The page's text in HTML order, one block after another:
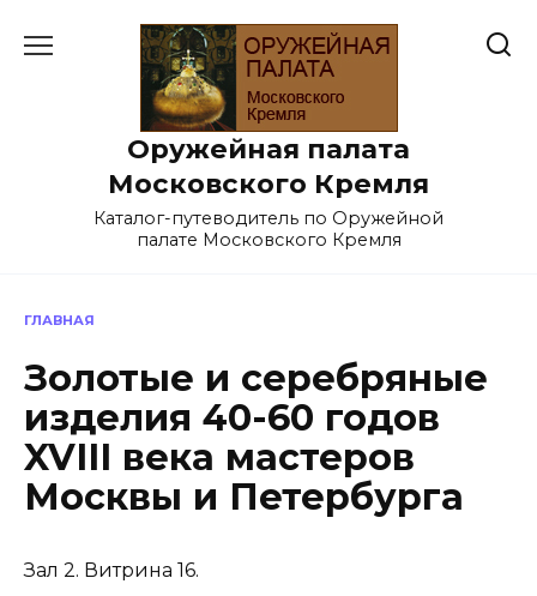
Оружейная палата
Московского Кремля
Каталог-путеводитель по Оружейной
палате Московского Кремля
ГЛАВНАЯ
Золотые и серебряные
изделия 40-60 годов
XVIII века мастеров
Москвы и Петербурга
Зал 2. Витрина 16.